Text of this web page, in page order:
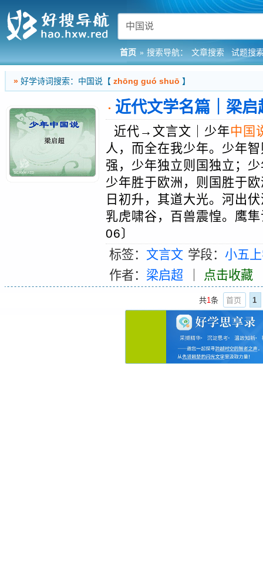
首页 » 搜索导航： 文章搜索 试题搜
» 好学诗词搜索：中国说【 zhōng guó shuō 】
· 近代文学名篇｜梁启
近代→文言文｜少年中国
人，而全在我少年。少年
强，少年独立则国独立；
少年胜于欧洲，则国胜于
日初升，其道大光。河出
乳虎啸谷，百兽震惶。鹰
06〕
标签： 文言文 学段：小五
作者： 梁启超 点击收藏
共1条 首页 1